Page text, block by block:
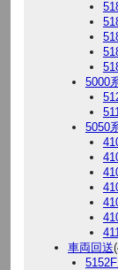
5000
5050
車両回送